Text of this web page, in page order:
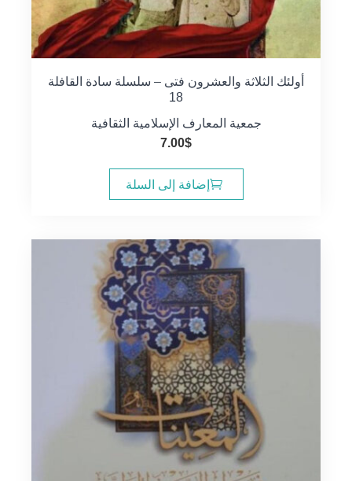
أولئك الثلاثة والعشرون فتى – سلسلة سادة القافلة
18
جمعية المعارف الإسلامية الثقافية
7.00$
إضافة إلى السلة